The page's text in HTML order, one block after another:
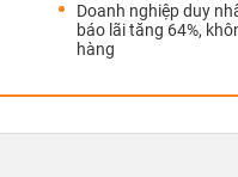
Doanh nghiệp duy
báo lãi tăng 64%,
hàng